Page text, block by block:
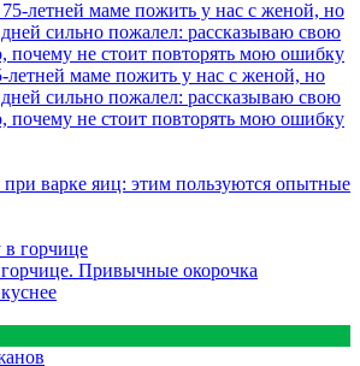
летней маме пожить у нас с женой, но
дней сильно пожалел: рассказываю свою
почему не стоит повторять мою ошибку
при варке яиц: этим пользуются опытные
Привычные окорочка